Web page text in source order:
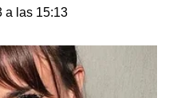
a las 15:13